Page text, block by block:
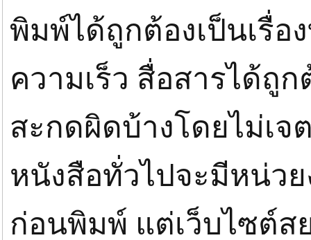
พิมพ์ได้ถูกต้องเป็นเรื่อ
ความเร็ว สื่อสารได้ถู
สะกดผิดบ้างโดยไม่เจ
หนังสือทั่วไปจะมีหน่ว
ก่อนพิมพ์ แต่เว็บไซต์